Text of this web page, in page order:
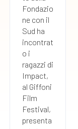
Fondazio
ne con il
Sud ha
incontrat
o i
ragazzi di
Impact,
al Giffoni
Film
Festival,
presenta